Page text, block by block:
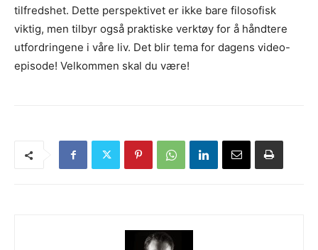
tilfredshet. Dette perspektivet er ikke bare filosofisk
viktig, men tilbyr også praktiske verktøy for å håndtere
utfordringene i våre liv. Det blir tema for dagens video-
episode! Velkommen skal du være!